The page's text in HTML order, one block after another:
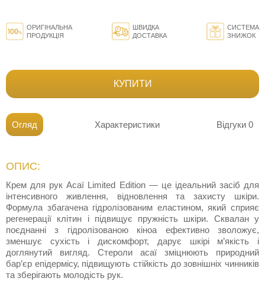
ОРИГІНАЛЬНА
ПРОДУКЦІЯ
ШВИДКА
ДОСТАВКА
СИСТЕМА
ЗНИЖОК
КУПИТИ
Огляд Характеристики Відгуки 0
ОПИС:
Крем для рук Асаї Limited Edition — це ідеальний засіб для
інтенсивного живлення, відновлення та захисту шкіри.
Формула збагачена гідролізованим еластином, який сприяє
регенерації клітин і підвищує пружність шкіри. Сквалан у
поєднанні з гідролізованою кіноа ефективно зволожує,
зменшує сухість і дискомфорт, дарує шкірі м’якість і
доглянутий вигляд. Стероли асаї зміцнюють природний
бар’єр епідермісу, підвищують стійкість до зовнішніх чинників
та зберігають молодість рук.